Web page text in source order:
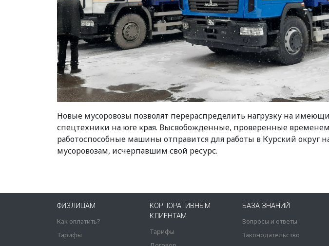
Новые мусоровозы позволят перераспределить нагрузку на
спецтехники на юге края. Высвобожденные, проверенные
работоспособные машины отправится для работы в Курский округ
мусоровозам, исчерпавшим свой ресурс.
ФИЗЛИЦАМ
Как оплатить?
Тарифы
КОРПОРАТИВНЫМ
КЛИЕНТАМ
Тарифы
БАЗА ЗНАНИЙ
Вопросы и ответы
Законодательство